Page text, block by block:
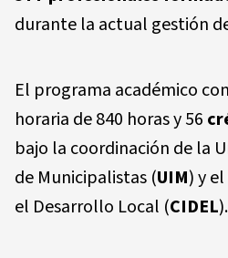
durante la actual gestión
El programa académico
horaria de 840 horas y 56
bajo la coordinación de la
de Municipalistas (UIM) y
el Desarrollo Local (CIDEL).